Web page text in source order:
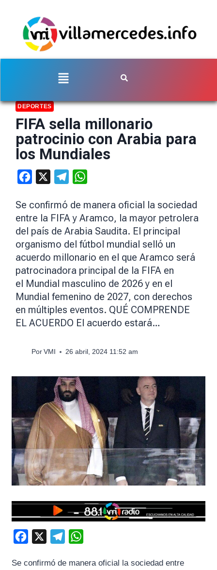
DEPORTES
FIFA sella millonario
patrocinio con Arabia para
los Mundiales
Facebook Telegram
Se confirmó de manera oficial la sociedad
entre la FIFA y Aramco, la mayor petrolera
del país de Arabia Saudita. El principal
organismo del fútbol mundial selló un
acuerdo millonario en el que Aramco será
patrocinadora principal de la FIFA en
el Mundial masculino de 2026 y en el
Mundial femenino de 2027, con derechos
en múltiples eventos. QUÉ COMPRENDE
EL ACUERDO El acuerdo estará…
Por VMI 26 abril, 2024 11:52 am
c
l
a
Se confirmó de manera oficial la sociedad entre